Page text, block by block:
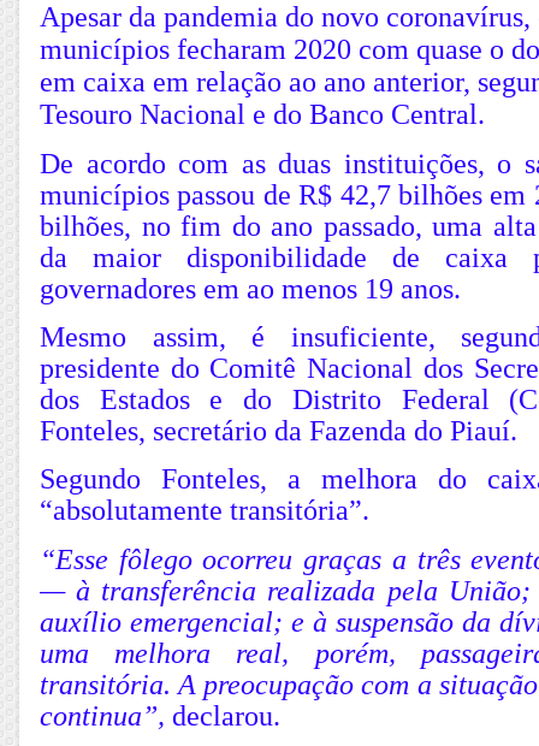
Apesar da pandemia do novo coronavírus,
municípios fecharam 2020 com quase o
em caixa em relação ao ano anterior,
Tesouro Nacional e do Banco Central.
De acordo com as duas instituições, o
municípios passou de R$ 42,7 bilhões em
bilhões, no fim do ano passado, uma
da maior disponibilidade de caixa
governadores em ao menos 19 anos.
Mesmo assim, é insuficiente,
presidente do Comitê Nacional dos
dos Estados e do Distrito Federal
Fonteles, secretário da Fazenda do Piauí.
Segundo Fonteles, a melhora do
“absolutamente transitória”.
“Esse fôlego ocorreu graças a três
— à transferência realizada pela União;
auxílio emergencial; e à suspensão da
uma melhora real, porém,
transitória. A preocupação com a
continua”, declarou.